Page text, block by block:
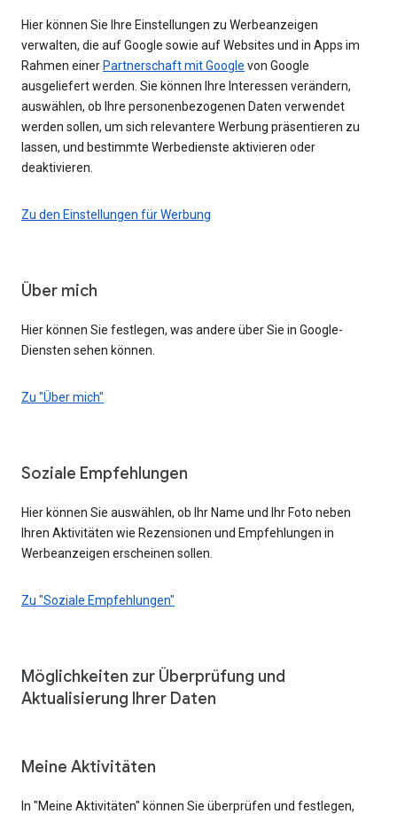
Hier können Sie Ihre Einstellungen zu Werbeanzeigen
verwalten, die auf Google sowie auf Websites und in Apps im
Rahmen einer Partnerschaft mit Google von Google
ausgeliefert werden. Sie können Ihre Interessen verändern,
auswählen, ob Ihre personenbezogenen Daten verwendet
werden sollen, um sich relevantere Werbung präsentieren zu
lassen, und bestimmte Werbedienste aktivieren oder
deaktivieren.
Zu den Einstellungen für Werbung
Über mich
Hier können Sie festlegen, was andere über Sie in Google-
Diensten sehen können.
Zu "Über mich"
Soziale Empfehlungen
Hier können Sie auswählen, ob Ihr Name und Ihr Foto neben
Ihren Aktivitäten wie Rezensionen und Empfehlungen in
Werbeanzeigen erscheinen sollen.
Zu "Soziale Empfehlungen"
Möglichkeiten zur Überprüfung und
Aktualisierung Ihrer Daten
Meine Aktivitäten
In "Meine Aktivitäten" können Sie überprüfen und festlegen,